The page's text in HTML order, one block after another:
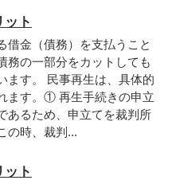
ト
借金（債務）を支払うこと
務の一部分をカットしても
ます。 民事再生は、具体的
ます。① 再生手続きの申立
あるため、申立てを裁判所
の時、裁判...
ト